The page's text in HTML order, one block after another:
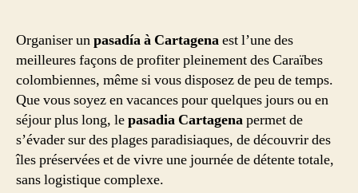
Organiser unpasadía à Cartagenaest l’une des
meilleures façons de profiter pleinement des Caraïbes
colombiennes, même si vous disposez de peu de temps.
Que vous soyez en vacances pour quelques jours ou en
séjour plus long, lepasadia Cartagenapermet de
s’évader sur des plages paradisiaques, de découvrir des
îles préservées et de vivre une journée de détente totale,
sans logistique complexe.